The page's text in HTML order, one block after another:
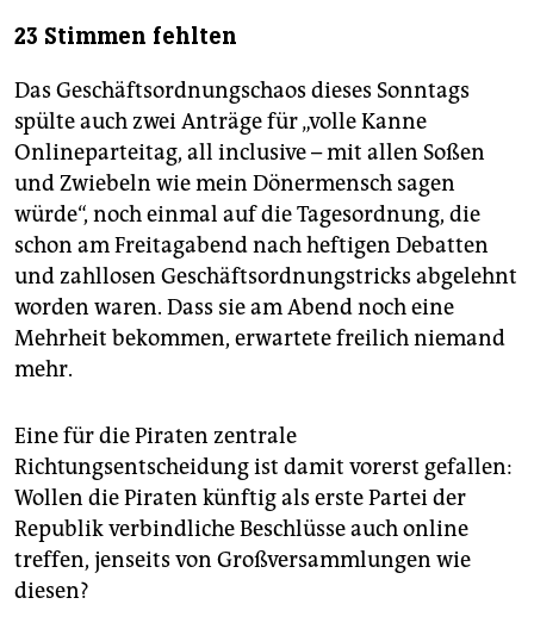
23 Stimmen fehlten
Das Geschäftsordnungschaos dieses Sonntags
spülte auch zwei Anträge für „volle Kanne
Onlineparteitag, all inclusive – mit allen Soßen
und Zwiebeln wie mein Dönermensch sagen
würde“, noch einmal auf die Tagesordnung, die
schon am Freitagabend nach heftigen Debatten
und zahllosen Geschäftsordnungstricks abgelehnt
worden waren. Dass sie am Abend noch eine
Mehrheit bekommen, erwartete freilich niemand
mehr.
Eine für die Piraten zentrale
Richtungsentscheidung ist damit vorerst gefallen:
Wollen die Piraten künftig als erste Partei der
Republik verbindliche Beschlüsse auch online
treffen, jenseits von Großversammlungen wie
diesen?